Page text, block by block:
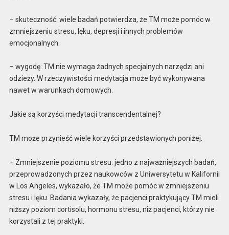
– skuteczność: wiele badań potwierdza, że TM może pomóc w
zmniejszeniu stresu, lęku, depresji i innych problemów
emocjonalnych.
– wygodę: TM nie wymaga żadnych specjalnych narzędzi ani
odzieży. W rzeczywistości medytacja może być wykonywana
nawet w warunkach domowych.
Jakie są korzyści medytacji transcendentalnej?
TM może przynieść wiele korzyści przedstawionych poniżej:
– Zmniejszenie poziomu stresu: jedno z najważniejszych badań,
przeprowadzonych przez naukowców z Uniwersytetu w Kalifornii
w Los Angeles, wykazało, że TM może pomóc w zmniejszeniu
stresu i lęku. Badania wykazały, że pacjenci praktykujący TM mieli
niższy poziom cortisolu, hormonu stresu, niż pacjenci, którzy nie
korzystali z tej praktyki.